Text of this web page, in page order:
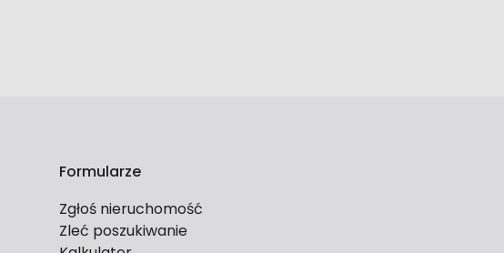
Formularze
Zgłoś nieruchomość
Zleć poszukiwanie